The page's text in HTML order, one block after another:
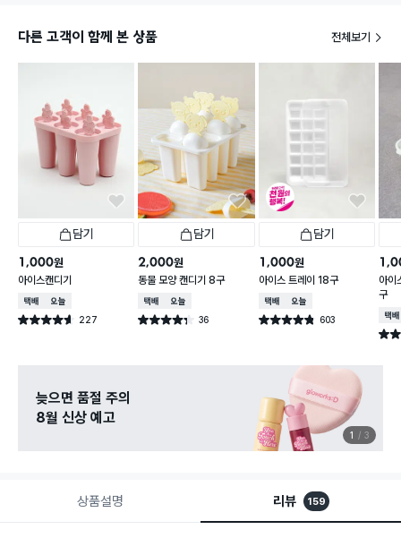
다른 고객이 함께 본 상품 전체보기
담기
1,000원
아이스캔디기
택배배송오늘배송
별점 4.6점 227
건 작성
담기
2,000원
동물 모양 캔디기 8구
택배배송오늘배송
별점 4.3점 36
건 작성
담기
1,000원
아이스 트레이 18구
택배배송오늘배송
별점 4.8점 603
건 작성
아이
구
택배
별점
늦으면 품절 주의
8월 신상 예고
1 3
상품설명 리뷰 159